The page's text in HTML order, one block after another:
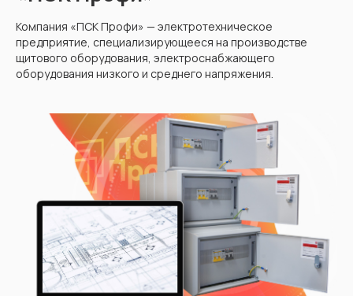
Компания «ПСК Профи» — электротехническое
предприятие, специализирующееся на производстве
щитового оборудования, электроснабжающего
оборудования низкого и среднего напряжения.